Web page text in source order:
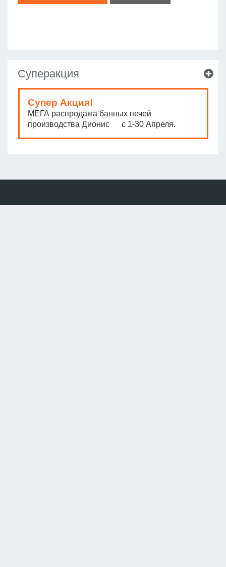
Суперакция
Супер Акция!
МЕГА распродажа банных печей
производства Дионис с 1-30 Апреля.